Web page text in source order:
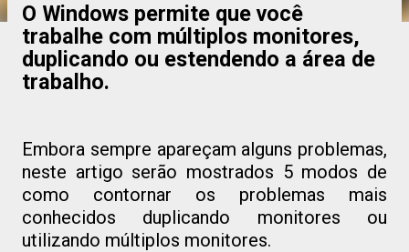
O Windows permite que você
trabalhe com múltiplos monitores,
duplicando ou estendendo a área de
trabalho.
Embora sempre apareçam alguns problemas,
neste artigo serão mostrados 5 modos de
como contornar os problemas mais
conhecidos duplicando monitores ou
utilizando múltiplos monitores.